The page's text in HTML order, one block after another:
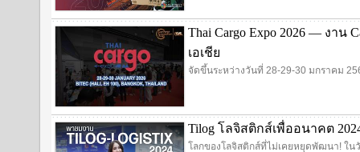
Thai Cargo Expo 2026 — งาน
เอเชีย
จัดขึ้นระหว่างวันที่ 28-29-30 มกราคม
Tilog โลจิสติกส์เพื่ออนาคต 2024
โลกของโลจิสติกส์ที่ไม่เคยหยุดพัฒนา! ใ